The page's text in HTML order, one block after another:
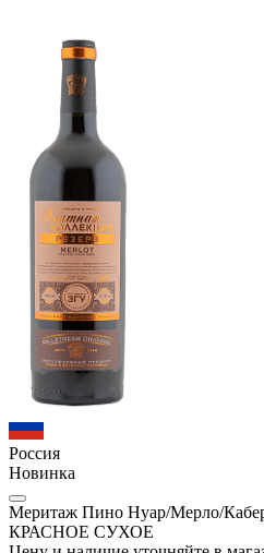
Россия
Новинка
Меритаж Пино Нуар/Мерло/
КРАСНОЕ СУХОЕ